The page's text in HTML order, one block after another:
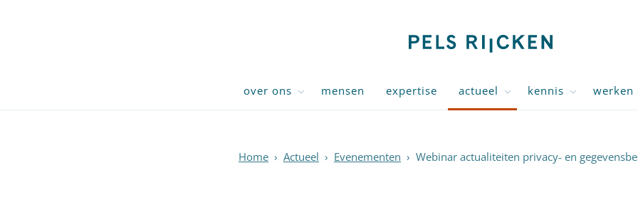
over ons mensen expertise actueel kennis werken
Home › Actueel › Evenementen › Webinar actualiteiten privacy- en